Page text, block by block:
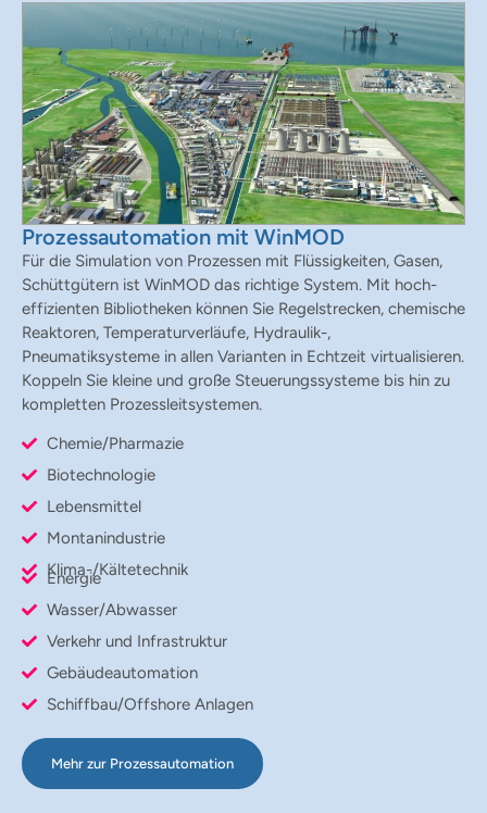
Prozessautomation mit WinMOD
Für die Simulation von Prozessen mit Flüssigkeiten, Gasen,
Schüttgütern ist WinMOD das richtige System. Mit hoch-
effizienten Bibliotheken können Sie Regelstrecken, chemische
Reaktoren, Temperaturverläufe, Hydraulik-,
Pneumatiksysteme in allen Varianten in Echtzeit virtualisieren.
Koppeln Sie kleine und große Steuerungssysteme bis hin zu
kompletten Prozessleitsystemen.
Chemie/Pharmazie
Biotechnologie
Lebensmittel
Montanindustrie
Klima-/Kältetechnik
Energie
Wasser/Abwasser
Verkehr und Infrastruktur
Gebäudeautomation
Schiffbau/Offshore Anlagen
Mehr zur Prozessautomation